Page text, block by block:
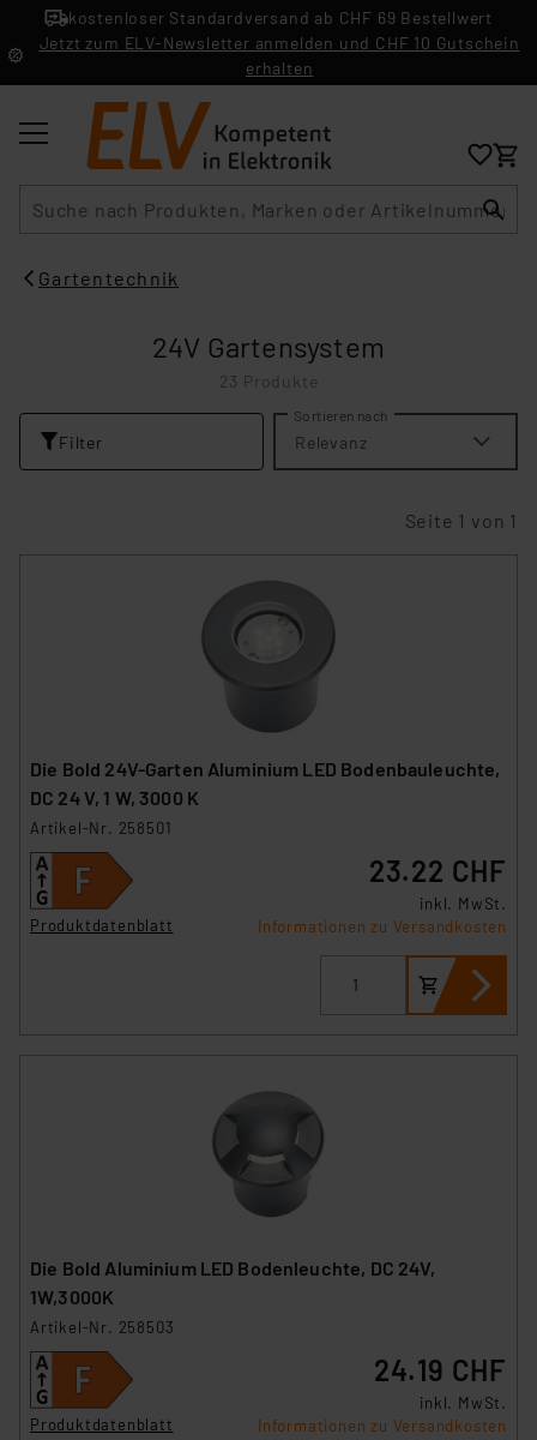
kostenloser Standardversand ab CHF 69 Bestellwert
Jetzt zum ELV-Newsletter anmelden und CHF 10 Gutschein
erhalten
Gartentechnik
24V Gartensystem
23 Produkte
Filter
Sortieren nach
Relevanz
Seite 1 von 1
Die Bold 24V-Garten Aluminium LED Bodenbauleuchte,
DC 24 V, 1 W, 3000 K
Artikel-Nr. 258501
Produktdatenblatt
23.22 CHF
inkl. MwSt.
Informationen zu Versandkosten
Die Bold Aluminium LED Bodenleuchte, DC 24V,
1W,3000K
Artikel-Nr. 258503
Produktdatenblatt
24.19 CHF
inkl. MwSt.
Informationen zu Versandkosten